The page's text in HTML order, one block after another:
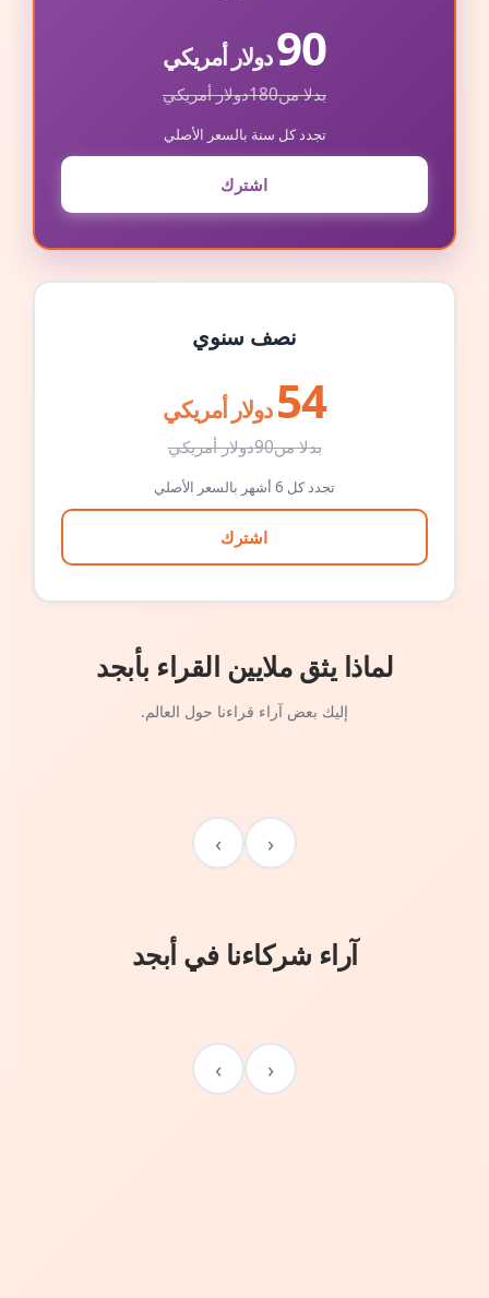
90دولار أمريكي
بدلا من180دولار أمريكي
تجدد كل سنة بالسعر الأصلي
اشترك
نصف سنوي
54 دولار أمريكي
بدلا من90دولار أمريكي
تجدد كل 6 أشهر بالسعر الأصلي
اشترك
لماذا يثق ملايين القراء بأبجد
إليك بعض آراء قراءنا حول العالم.
‹
›
آراء شركاءنا في أبجد
‹
›